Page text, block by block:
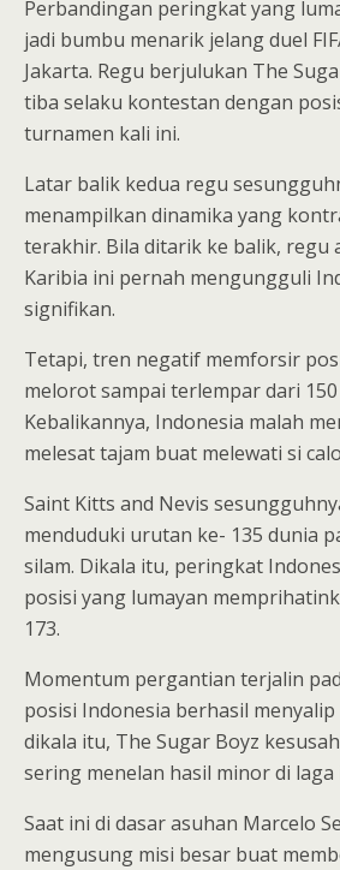
Perbandingan peringkat yang
jadi bumbu menarik jelang duel
Jakarta. Regu berjulukan The
tiba selaku kontestan dengan
turnamen kali ini.
Latar balik kedua regu
menampilkan dinamika yang
terakhir. Bila ditarik ke balik, regu
Karibia ini pernah mengungguli
signifikan.
Tetapi, tren negatif memforsir
melorot sampai terlempar dari
Kebalikannya, Indonesia malah
melesat tajam buat melewati si
Saint Kitts and Nevis
menduduki urutan ke- 135 dunia
silam. Dikala itu, peringkat
posisi yang lumayan
173.
Momentum pergantian terjalin
posisi Indonesia berhasil menyalip
dikala itu, The Sugar Boyz
sering menelan hasil minor di
Saat ini di dasar asuhan Marcelo
mengusung misi besar buat